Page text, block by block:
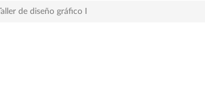
Taller de diseño gráfico I